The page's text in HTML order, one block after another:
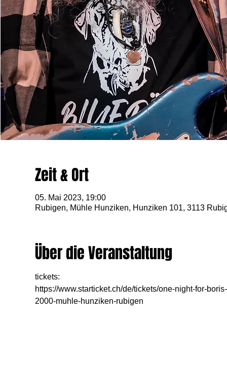
Zeit & Ort
05. Mai 2023, 19:00
Rubigen, Mühle Hunziken, Hunziken 101, 3113
Über die Veranstaltung
tickets:
https://www.starticket.ch/de/tickets/one-night-for-
2000-muhle-hunziken-rubigen